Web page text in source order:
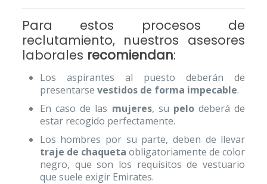
Para estos procesos de
reclutamiento, nuestros asesores
laborales recomiendan:
Los aspirantes al puesto deberán de
presentarse vestidos de forma impecable.
En caso de las mujeres, su pelodeberá de
estar recogido perfectamente.
Los hombres por su parte, deben de llevar
traje de chaqueta obligatoriamente de color
negro, que son los requisitos de vestuario
que suele exigir Emirates.